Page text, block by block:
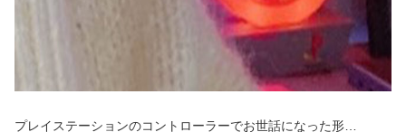
プレイステーションのコントローラーでお世話になった形…